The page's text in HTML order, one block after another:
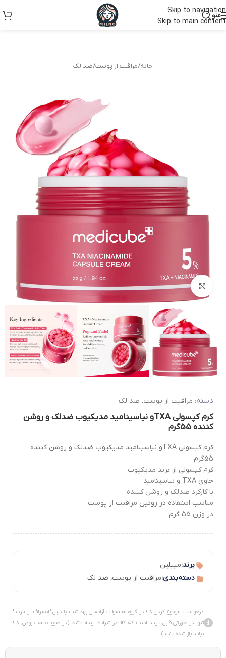
Skip to navigation
Skip to main content
منو
خانه/مراقبت از پوست/ضد لک
بزرگنمایی تصویر
دسته: مراقبت از پوست, ضد لک
کرم کپسولی TXAو نیاسینامید مدیکیوب ضدلک و روشن
کننده 55گرم
کرم کپسولی TXAو نیاسینامید مدیکیوب ضدلک و روشن کننده
55گرم
کرم کپسولی از برند مدیکیوب
حاوی TXA و نیاسینامید
با کارکرد ضدلک و روشن کننده
مناسب استفاده در روتین مراقبت از پوست
در وزن 55 گرم
برند:میبلین
دسته‌بندی:مراقبت از پوست، ضد لک
درخواست مرجوع کردن کالا در گروه محصولات آرایشی بهداشت با دلیل "انصراف از خرید"
تنها در صورتی قابل تایید است که کالا در شرایط اولیه باشد (در صورت پلمپ بودن، کالا
نباید باز شده باشد).